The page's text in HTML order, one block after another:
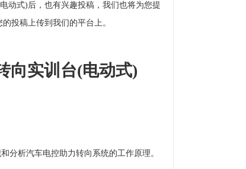
动式)后，也有兴趣投稿，我们也将为您提
投稿上传到我们的平台上。
向实训台(电动式)
分析汽车电控助力转向系统的工作原理。